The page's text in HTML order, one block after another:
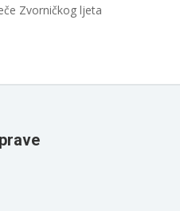
Zvorničkog ljeta